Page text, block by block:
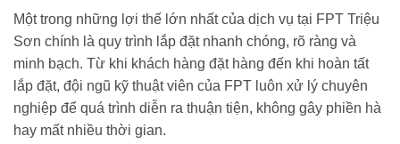
Một trong những lợi thế lớn nhất của dịch vụ tại FPT Triệu
Sơn chính là quy trình lắp đặt nhanh chóng, rõ ràng và
minh bạch. Từ khi khách hàng đặt hàng đến khi hoàn tất
lắp đặt, đội ngũ kỹ thuật viên của FPT luôn xử lý chuyên
nghiệp để quá trình diễn ra thuận tiện, không gây phiền hà
hay mất nhiều thời gian.